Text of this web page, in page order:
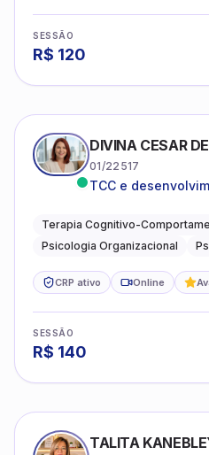
SESSÃO
R$ 120
DIVINA
01/22517
TCC e
Terapia Cognitivo-
Psicologia Organizacional
CRP ativo Online
SESSÃO
R$ 140
TALITA